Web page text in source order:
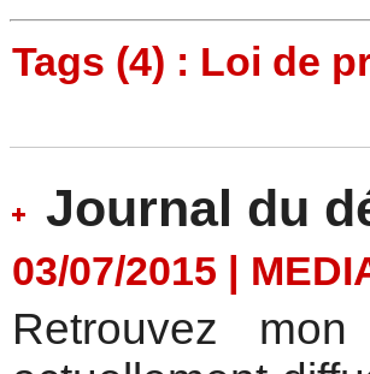
Tags (4) : Loi de
Journal du
03/07/2015 |
Retrouvez